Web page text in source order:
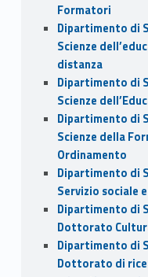
Formatori
Dipartimento di
Scienze
distanza
Dipartimento di
Scienze
Dipartimento di
Scienze della
Ordinamento
Dipartimento di
Servizio sociale
Dipartimento di
Dottorato
Dipartimento di
Dottorato di